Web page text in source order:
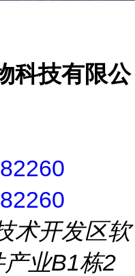
科技有限公
术开发区软
业B1栋2